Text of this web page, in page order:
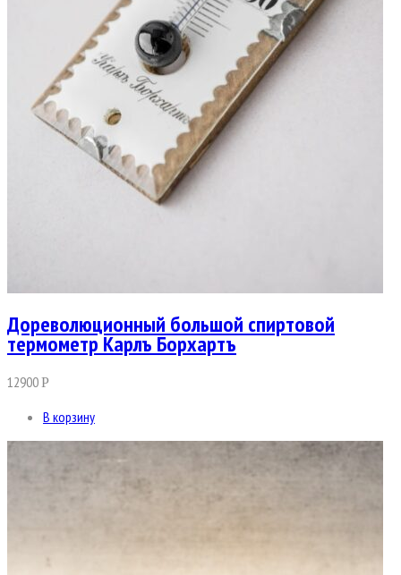
Дореволюционный большой спиртовой
термометр Карлъ Борхартъ
12900Р
В корзину